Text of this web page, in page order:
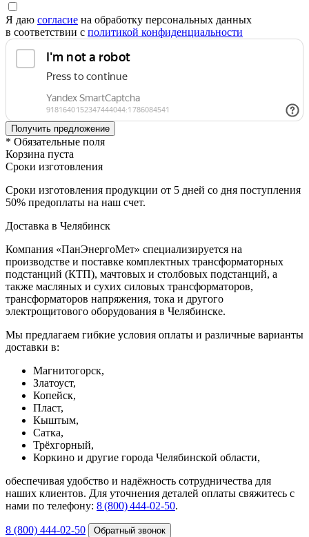
Я даю согласие на обработку персональных данных
в соответствии с политикой конфиденциальности
* Обязательные поля
Корзина пуста
Сроки изготовления
Сроки изготовления продукции от 5 дней со дня поступления
50% предоплаты на наш счет.
Доставка в Челябинск
Компания «ПанЭнергоМет» специализируется на
производстве и поставке комплектных трансформаторных
подстанций (КТП), мачтовых и столбовых подстанций, а
также масляных и сухих силовых трансформаторов,
трансформаторов напряжения, тока и другого
электрощитового оборудования в Челябинске.
Мы предлагаем гибкие условия оплаты и различные варианты
доставки в:
Магнитогорск,
Златоуст,
Копейск,
Пласт,
Кыштым,
Сатка,
Трёхгорный,
Коркино и другие города Челябинской области,
обеспечивая удобство и надёжность сотрудничества для
наших клиентов. Для уточнения деталей оплаты свяжитесь с
нами по телефону: 8 (800) 444‑02‑50.
8 (800) 444-02-50